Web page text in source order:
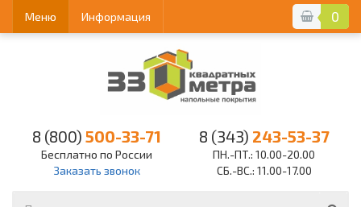
0
Меню Информация
8 (800) 500-33-71
Бесплатно по России
Заказать звонок
8 (343) 243-53-37
ПН.-ПТ.: 10.00-20.00
СБ.-ВС.: 11.00-17.00